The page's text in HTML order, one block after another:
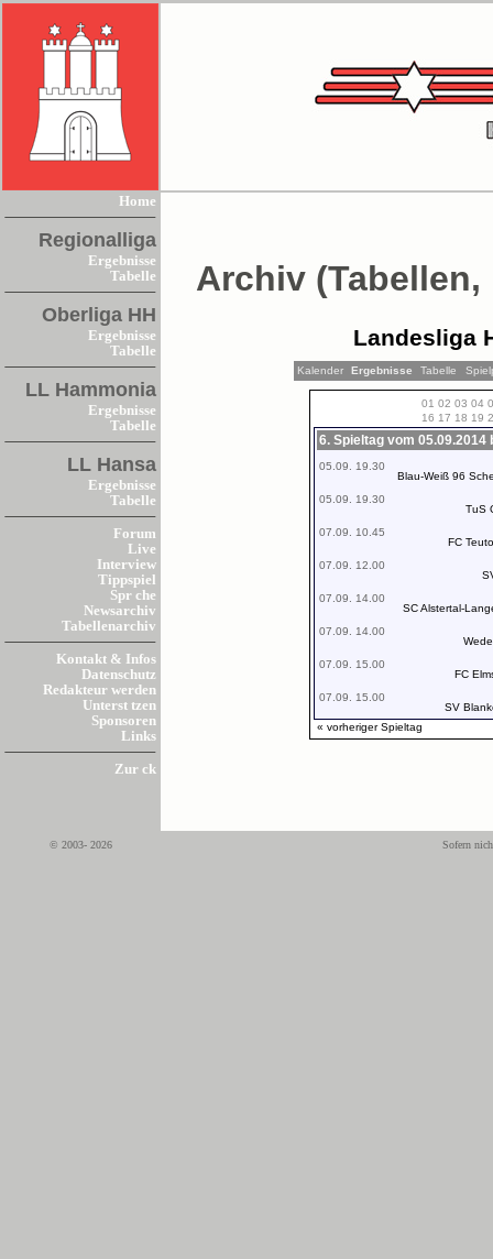
Home
Regionalliga
Ergebnisse
Tabelle
Oberliga HH
Ergebnisse
Tabelle
LL Hammonia
Ergebnisse
Tabelle
LL Hansa
Ergebnisse
Tabelle
Forum
Live
Interview
Tippspiel
Spr che
Newsarchiv
Tabellenarchiv
Kontakt & Infos
Datenschutz
Redakteur werden
Unterst tzen
Sponsoren
Links
Zur ck
Archiv
Landesliga
Kalender Ergebnisse Tabelle
01 02 03 04
16 17 18 19
6. Spieltag vom 05.09.2014
05.09. 19.30
Blau-Weiß 96
05.09. 19.30
TuS
07.09. 10.45
FC
07.09. 12.00
07.09. 14.00
SC Alstertal-
07.09. 14.00
07.09. 15.00
FC
07.09. 15.00
SV
« vorheriger Spieltag
© 2003- 2026 Sofern